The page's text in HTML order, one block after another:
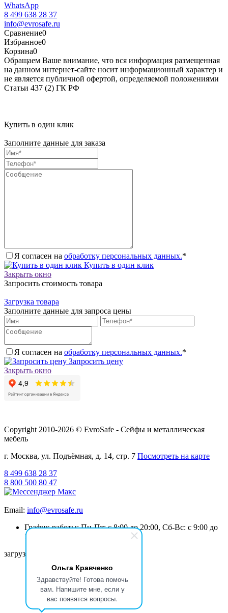
Ольга Кравченко
Здравствуйте! Готова помочь
вам. Напишите мне, если у
вас появятся вопросы.
WhatsApp
8 499 638 28 37
info@evrosafe.ru
Сравнение0
Избранное0
Корзина0
Обращаем Ваше внимание, что вся информация размещенная
на данном интернет-сайте носит информационный характер и
не является публичной офертой, определяемой положениями
Статьи 437 (2) ГК РФ
Купить в один клик
Заполните данные для заказа
Я согласен на обработку персональных данных.*
Купить в один клик
Закрыть окно
Запросить стоимость товара
Загрузка товара
Заполните данные для запроса цены
Я согласен на обработку персональных данных.*
Запросить цену
Закрыть окно
Copyright 2010-2026 © EvroSafe - Сейфы и металлическая
мебель
г. Москва, ул. Подъёмная, д. 14, стр. 7 Посмотреть на карте
8 499 638 28 37
8 800 500 80 47
Email: info@evrosafe.ru
График работы: Пн-Пт: с 8:00 до 20:00, Сб-Вс: с 9:00 до
19:00
загрузка карты...